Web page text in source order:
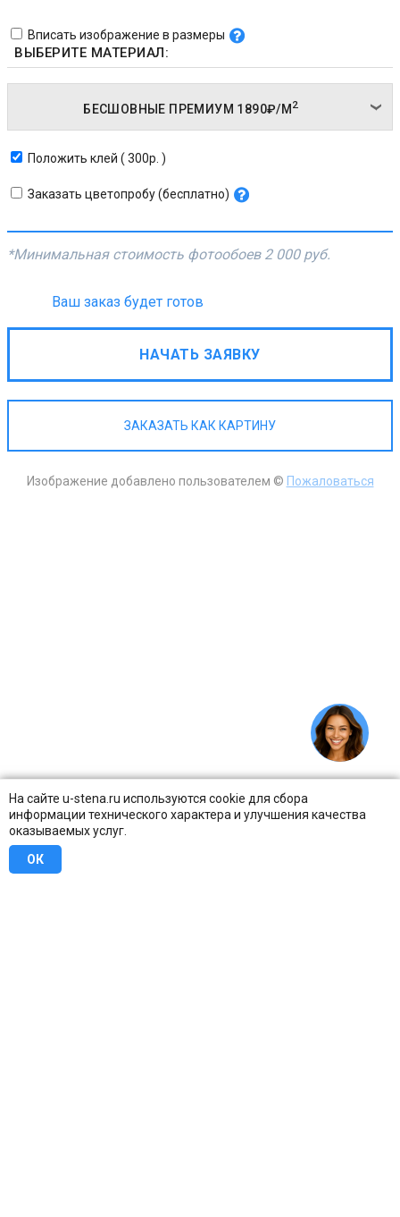
На сайте u-stena.ru используются cookie для сбора
информации технического характера и улучшения качества
оказываемых услуг.
ОК
Вписать изображение в размеры
ВЫБЕРИТЕ МАТЕРИАЛ:
БЕСШОВНЫЕ ПРЕМИУМ 1890₽/М 2
Положить клей ( 300р. )
Заказать цветопробу (бесплатно)
*Минимальная стоимость фотообоев 2 000 руб.
Ваш заказ будет готов
НАЧАТЬ ЗАЯВКУ
ЗАКАЗАТЬ КАК КАРТИНУ
Изображение добавлено пользователем © Пожаловаться